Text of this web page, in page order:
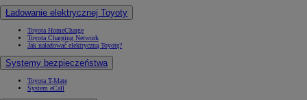
Ładowanie elektrycznej Toyoty
Toyota HomeCharge
Toyota Charging Network
Jak naładować elektryczną Toyotę?
Systemy bezpieczeństwa
Toyota T-Mate
System eCall